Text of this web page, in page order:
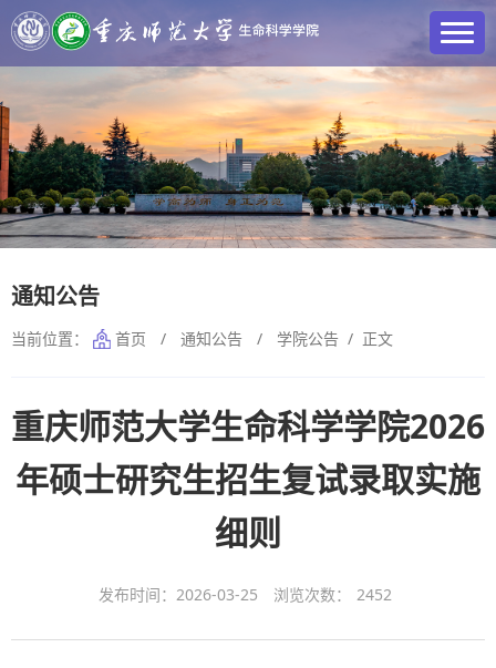
通知公告
当前位置： 首页 / 通知公告 / 学院公告 / 正文
重庆师范大学生命科学学院2026
年硕士研究生招生复试录取实施
细则
发布时间：2026-03-25 浏览次数： 2452